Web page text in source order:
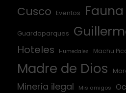
Cusco Eventos Fauna
Guardaparques
Hoteles Humedales Machu
Madre de Dios
Minería ilegal Mis amigos